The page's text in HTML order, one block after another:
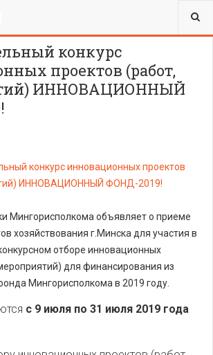
конкурс
проектов (работ,
ИННОВАЦИОННЫЙ
Мингорисполкома объявляет о приеме
хозяйствования г.Минска для участия в
отборе инновационных
для финансирования из
Мингорисполкома в 2019 году.
с 9 июля по 31 июля 2019 года